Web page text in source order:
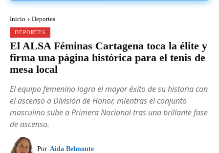
Inicio Deportes
DEPORTES
El ALSA Féminas Cartagena toca la élite y
firma una página histórica para el tenis de
mesa local
El equipo femenino logra el mayor éxito de su historia con
el ascenso a División de Honor, mientras el conjunto
masculino sube a Primera Nacional tras una brillante fase
de ascenso.
Por Aida Belmonte